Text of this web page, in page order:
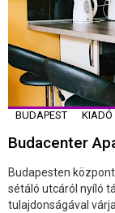
BUDAPEST KIADÓ
Budacenter
Budapesten
sétáló utcáról nyíló
tulajdonságával